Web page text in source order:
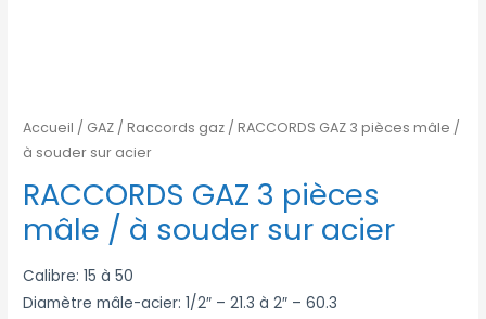
Accueil / GAZ /Raccords gaz / RACCORDS GAZ 3 pièces mâle /
à souder sur acier
RACCORDS GAZ 3 pièces
mâle / à souder sur acier
Calibre: 15 à 50
Diamètre mâle-acier: 1/2″ – 21.3 à 2″ – 60.3